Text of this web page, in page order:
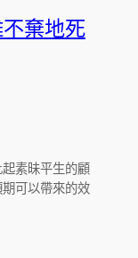
棄地死
素昧平生的顧
可以帶來的效